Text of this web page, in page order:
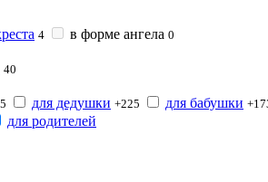
4 в форме ангела 0
40
для дедушки +225 для бабушки
для родителей